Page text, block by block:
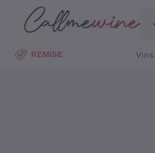
Passer au contenu principal
REMISE Vins